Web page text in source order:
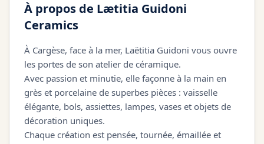
À propos de Lætitia Guidoni
Ceramics
À Cargèse, face à la mer, Laëtitia Guidoni vous ouvre
les portes de son atelier de céramique.
Avec passion et minutie, elle façonne à la main en
grès et porcelaine de superbes pièces : vaisselle
élégante, bols, assiettes, lampes, vases et objets de
décoration uniques.
Chaque création est pensée, tournée, émaillée et